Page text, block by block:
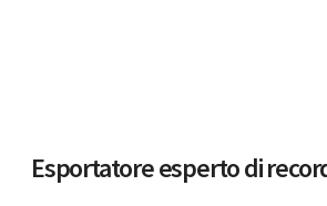
Esportatore esperto di